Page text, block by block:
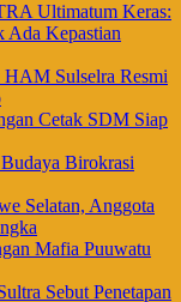
Ultimatum Keras:
Ada Kepastian
HAM Sulselra Resmi
Cetak SDM Siap
Birokrasi
Selatan, Anggota
Mafia Puuwatu
Sebut Penetapan